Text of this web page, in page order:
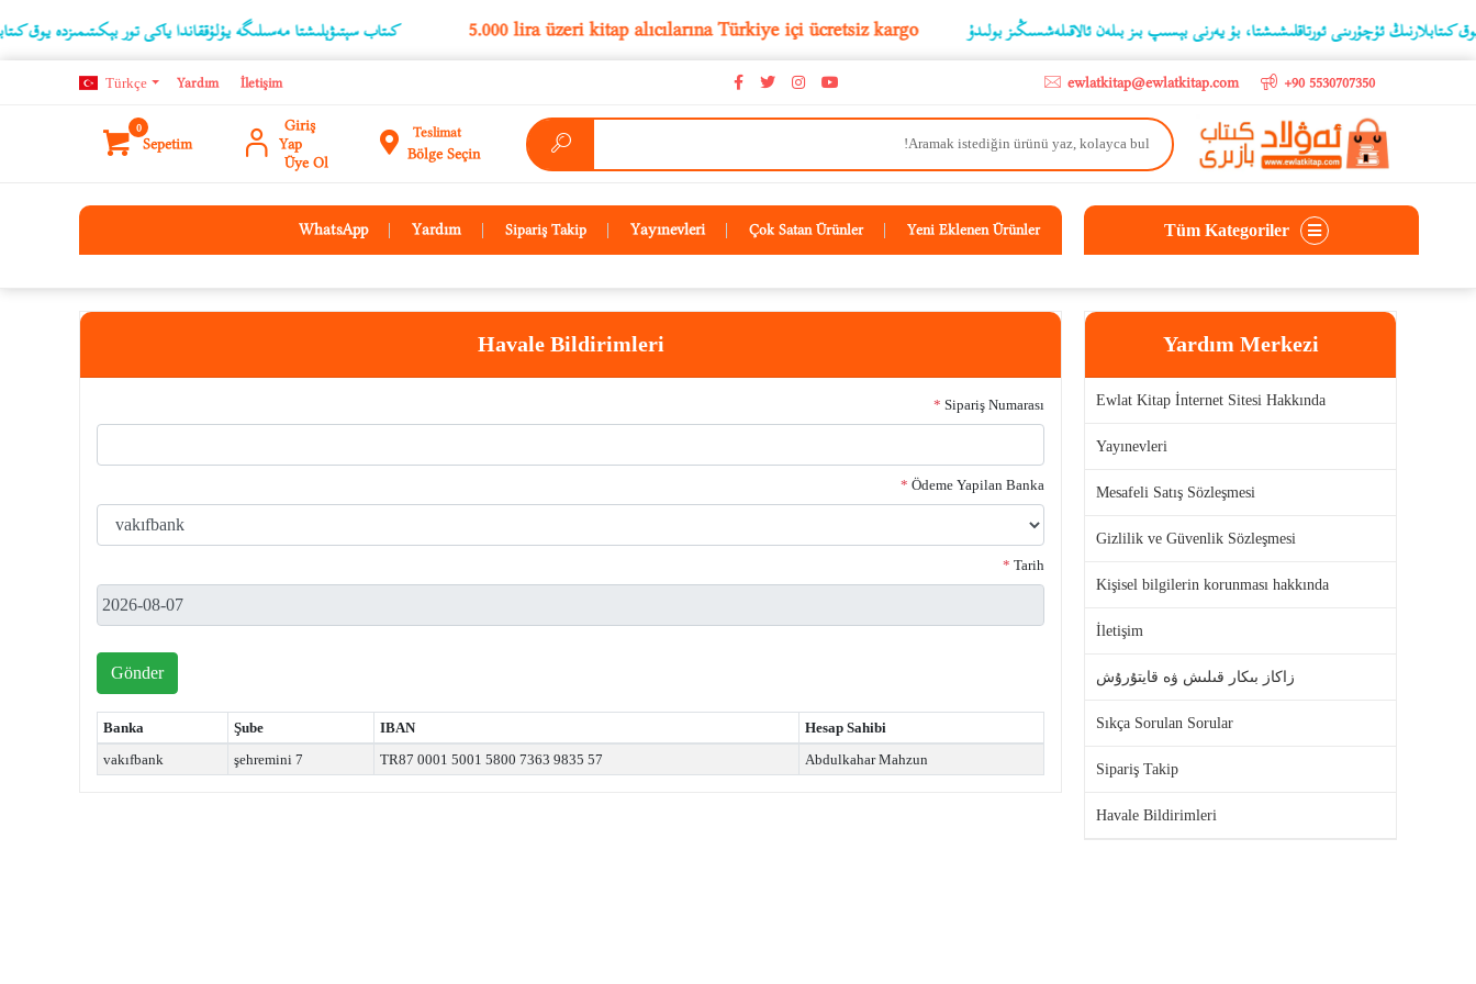
كىتاب سېتىۋېلىشتا مەسىلىگە يۇلۇققاندا ياكى تور بېكىتىمىزدە يوق 5.000 lira üzeri kitap alıcılarına Türkiye içi ücretsiz kargo ئۇچۇرىنى ئورتاقلىشىشتا، بۇ يەرنى بېسىپ بىز بىلەن ئالاقىلەشسىڭىز بولىدۇ
+90 5530707350
ewlatkitap@ewlatkitap.com
Türkçe Yardım İletişim
Teslimat
Bölge Seçin
Giriş
Yap
Üye Ol
0
Sepetim
Tüm Kategoriler
Yeni Eklenen Ürünler
Çok Satan Ürünler
Yayınevleri
Sipariş Takip
Yardım
WhatsApp
Yardım Merkezi
Ewlat Kitap İnternet Sitesi Hakkında
Yayınevleri
Mesafeli Satış Sözleşmesi
Gizlilik ve Güvenlik Sözleşmesi
Kişisel bilgilerin korunması hakkında
İletişim
زاكاز بىكار قىلىش ۋە قايتۇرۇش
Sıkça Sorulan Sorular
Sipariş Takip
Havale Bildirimleri
Havale Bildirimleri
Sipariş Numarası
*
Ödeme Yapilan Banka
*
Tarih
*
Gönder
Banka Şube IBAN
Hesap Sahibi
vakıfbank
şehremini 7 TR87 0001 5001 5800 7363 9835 57 Abdulkahar Mahzun